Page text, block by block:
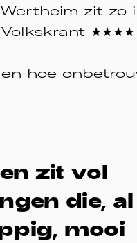
zit zo
★★★★
hoe
zit vol
die, al
mooi